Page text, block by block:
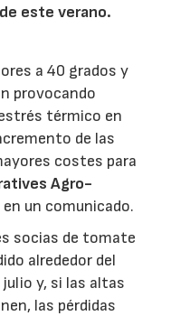
este verano.
a 40 grados y
provocando
térmico en
de las
costes para
Agro-
en un comunicado.
socias de tomate
alrededor del
y, si las altas
las pérdidas